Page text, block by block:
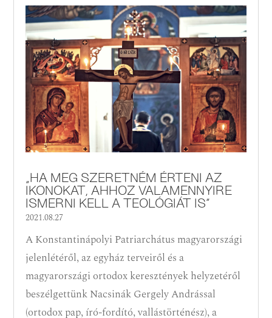
„HA MEG SZERETNÉM ÉRTENI AZ
IKONOKAT, AHHOZ VALAMENNYIRE
ISMERNI KELL A TEOLÓGIÁT IS”
2021.08.27
A Konstantinápolyi Patriarchátus magyarországi
jelenlétéről, az egyház terveiről és a
magyarországi ortodox keresztények helyzetéről
beszélgettünk Nacsinák Gergely Andrással
(ortodox pap, író-fordító, vallástörténész), a